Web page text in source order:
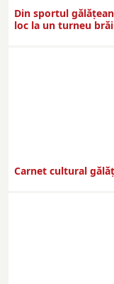
Din sportul
loc la un turneu
Carnet cultural